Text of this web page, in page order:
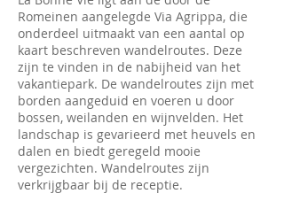
Romeinen aangelegde Via Agrippa, die
onderdeel uitmaakt van een aantal op
kaart beschreven wandelroutes. Deze
zijn te vinden in de nabijheid van het
vakantiepark. De wandelroutes zijn met
borden aangeduid en voeren u door
bossen, weilanden en wijnvelden. Het
landschap is gevarieerd met heuvels en
dalen en biedt geregeld mooie
vergezichten. Wandelroutes zijn
verkrijgbaar bij de receptie.